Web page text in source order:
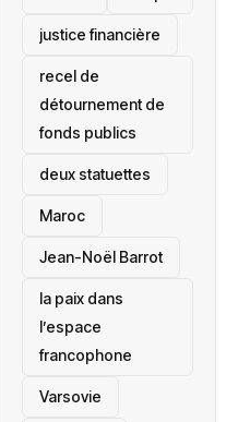
justice financière
recel de
détournement de
fonds publics
deux statuettes
Maroc
Jean-Noël Barrot
la paix dans
l’espace
francophone
‎Varsovie